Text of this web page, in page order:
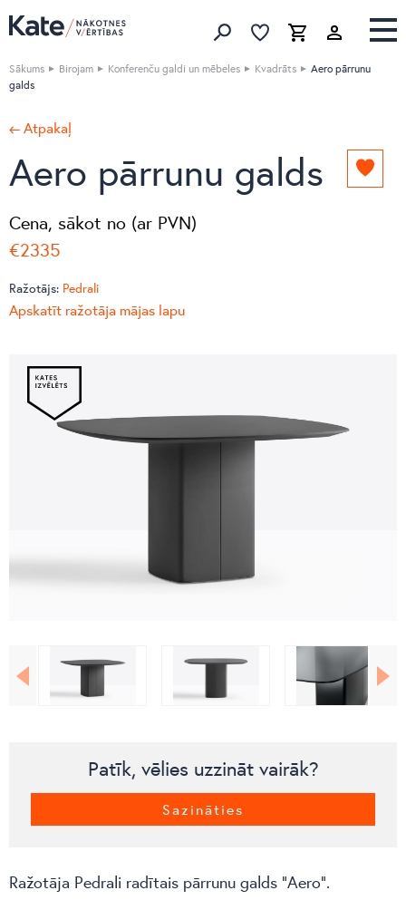
Meklēt produktus
IzlaseGrozs Izlase
Sākums Birojam Konferenču galdi un mēbeles Kvadrāts
Aero pārrunu
galds
← Atpakaļ
Aero pārrunu galds
Cena, sākot no (ar PVN)
€2335
Ražotājs: Pedrali
Apskatīt ražotāja mājas lapu
Patīk, vēlies uzzināt vairāk?
Sazināties
Ražotāja Pedrali radītais pārrunu galds “Aero”.